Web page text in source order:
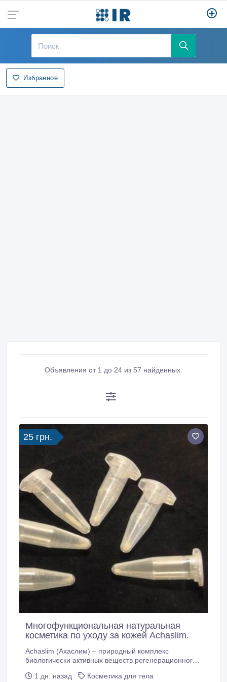
Избранное
Объявления от 1 до 24 из 57 найденных.
25 грн.
Многофункциональная натуральная
косметика по уходу за кожей Achaslim.
Achaslim (Ахаслим) – природный комплекс
биологически активных веществ регенерационного
выделенный и высушенный по оригинальной
1 дн. назад
Косметика для тела